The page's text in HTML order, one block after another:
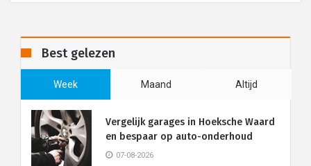
Best gelezen
Week Maand Altijd
Vergelijk garages in Hoeksche Waard
en bespaar op auto-onderhoud
07-08-2026